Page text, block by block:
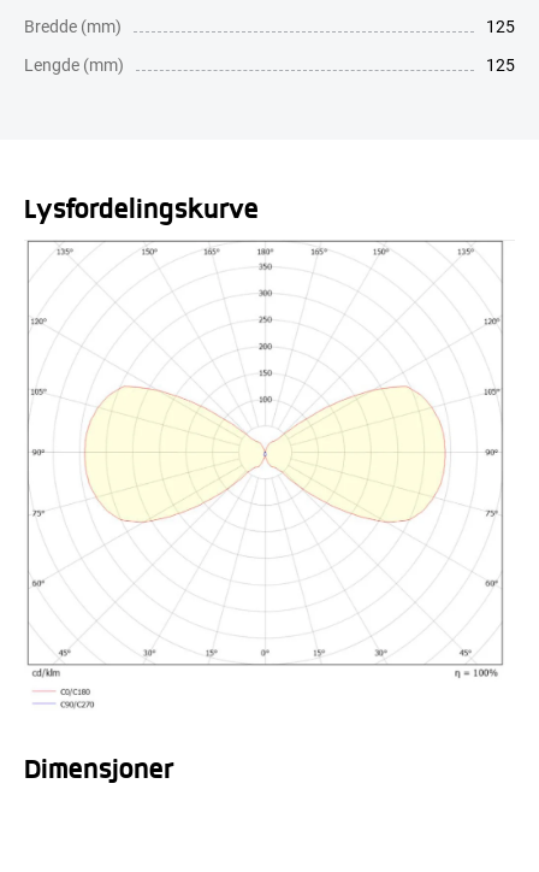
Bredde (mm)
125
Lengde (mm)
125
Lysfordelingskurve
Dimensjoner